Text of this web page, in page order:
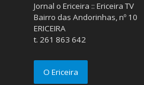
Jornal o Ericeira :: Ericeira TV
Bairro das Andorinhas, nº 10
ERICEIRA
t. 261 863 642
O Ericeira